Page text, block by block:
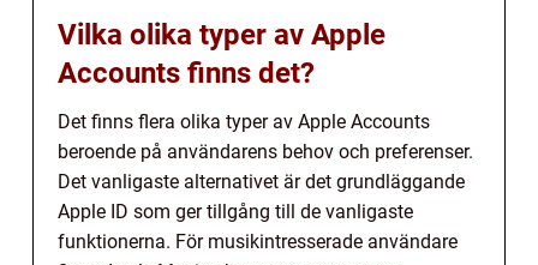
Vilka olika typer av Apple
Accounts finns det?
Det finns flera olika typer av Apple Accounts
beroende på användarens behov och preferenser.
Det vanligaste alternativet är det grundläggande
Apple ID som ger tillgång till de vanligaste
funktionerna. För musikintresserade användare